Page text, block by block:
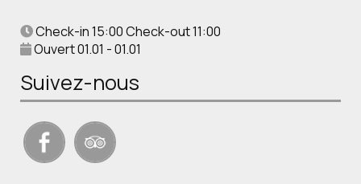
Check-in 15:00 Check-out 11:00
Ouvert 01.01 - 01.01
Suivez-nous